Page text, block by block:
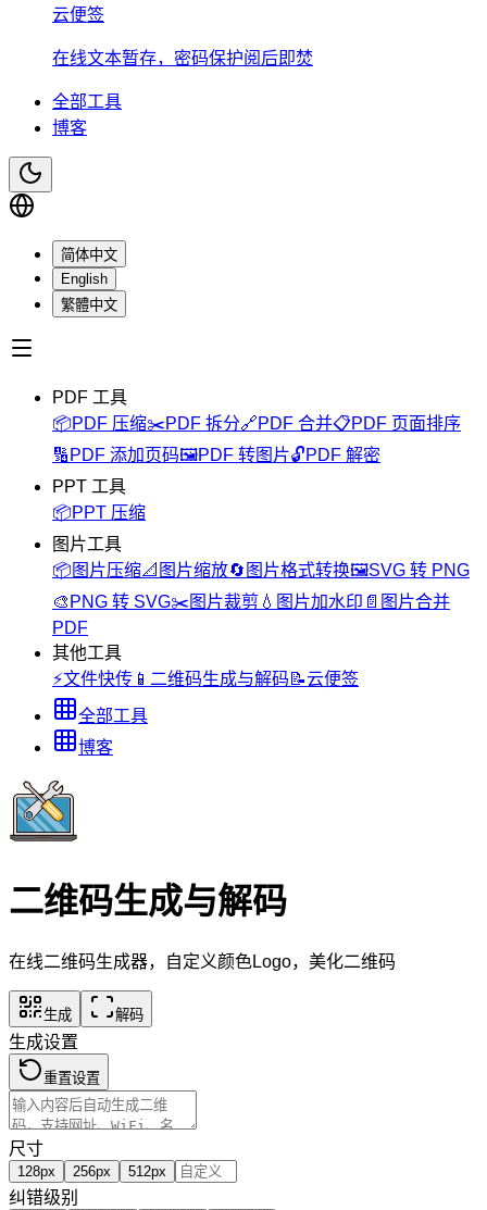
云便签
在线文本暂存，密码保护阅后即焚
全部工具
博客
简体中文
English
繁體中文
PDF 工具
📦PDF 压缩✂️PDF 拆分🔗PDF 合并📋PDF 页面排序
🔢 PDF 添加页码🖼️PDF 转图片🔓PDF 解密
PPT 工具
📦PPT 压缩
图片工具
📦 图片压缩📐 图片缩放🔄 图片格式转换🖼️SVG 转 PNG
🎨 PNG 转 SVG✂️图片裁剪 💧 图片加水印 📄 图片合并
PDF
其他工具
⚡文件快传 📱 二维码生成与解码 📝云便签
全部工具
博客
二维码生成与解码
在线二维码生成器，自定义颜色Logo，美化二维码
生成 解码
生成设置
重置设置
尺寸
128px 256px 512px
纠错级别